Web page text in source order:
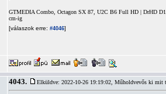
GTMEDIA Combo, Octagon SX 87, U2C B6 Full HD | DrHD
cm-ig
[válaszok erre: #4046]
4043. Elküldve: 2022-10-26 19:19:02, Műholdvevős ki mit